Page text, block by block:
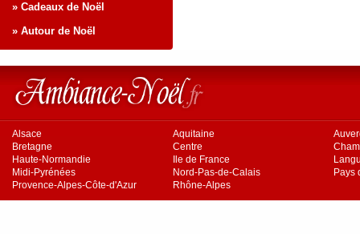
» Cadeaux de Noël
» Autour de Noël
Alsace Aquitaine
Bretagne
Centre
Haute-Normandie
Ile de France
Midi-Pyrénées
Nord-Pas-de-Calais
Pays
Provence-Alpes-Côte-d'Azur
Rhône-Alpes